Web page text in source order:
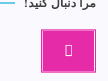
مرا دنبال کنید!